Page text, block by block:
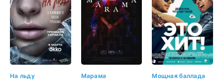
На льду
Марама
Мощная баллада